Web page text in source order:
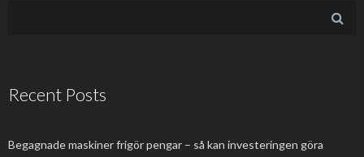
Recent Posts
Begagnade maskiner frigör pengar – så kan investeringen göra